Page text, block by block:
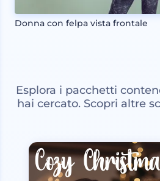
Donna con felpa vista frontale
Esplora i pacchetti
hai cercato. Scopri altre